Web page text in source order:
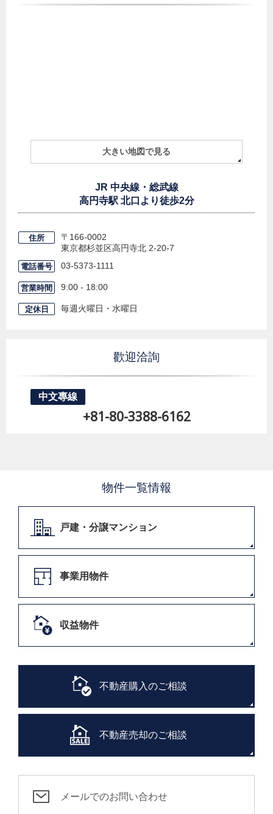
大きい地図で見る
JR 中央線・総武線
高円寺駅 北口より徒歩2分
住所
〒166-0002
東京都杉並区高円寺北 2-20-7
電話番号 03-5373-1111
営業時間 9:00 - 18:00
定休日 毎週火曜日・水曜日
歡迎洽詢
中文專線
+81-80-3388-6162
物件一覧情報
戸建・分譲マンション
事業用物件
収益物件
不動産購入のご相談
不動産売却のご相談
メールでのお問い合わせ